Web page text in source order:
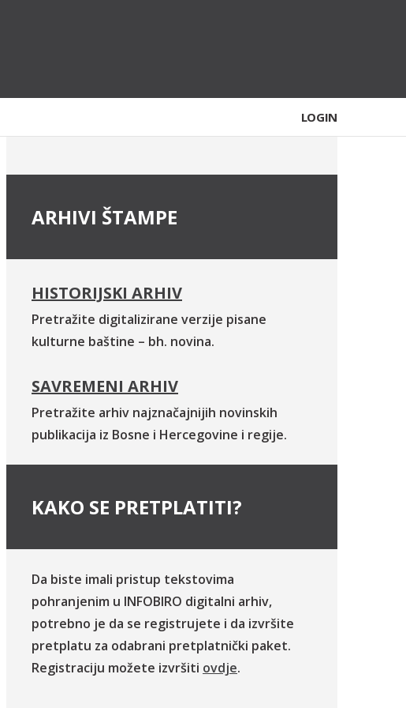
LOGIN
ARHIVI ŠTAMPE
HISTORIJSKI ARHIV
Pretražite digitalizirane verzije pisane
kulturne baštine – bh. novina.
SAVREMENI ARHIV
Pretražite arhiv najznačajnijih novinskih
publikacija iz Bosne i Hercegovine i regije.
KAKO SE PRETPLATITI?
Da biste imali pristup tekstovima
pohranjenim u INFOBIRO digitalni arhiv,
potrebno je da se registrujete i da izvršite
pretplatu za odabrani pretplatnički paket.
Registraciju možete izvršiti ovdje.